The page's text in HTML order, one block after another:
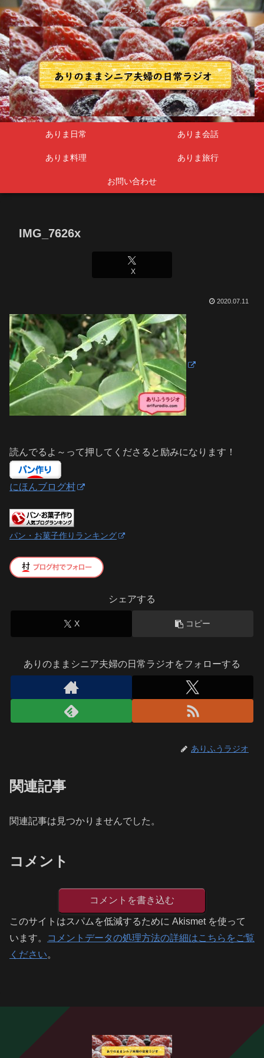
シニア夫婦
ありま日常 ありま会話
ありま料理 ありま旅行
お問い合わせ
IMG_7626x
X
2020.07.11
読んでるよ～って押してくださると励みになります！
にほんブログ村
パン・お菓子作りランキング
シェアする
X コピー
ありのままシニア夫婦の日常ラジオをフォローする
ありふうラジオ
関連記事
関連記事は見つかりませんでした。
コメント
コメントを書き込む
このサイトはスパムを低減するために Akismet を使って
います。
コメントデータの処理方法の詳細はこちらをご覧
ください。